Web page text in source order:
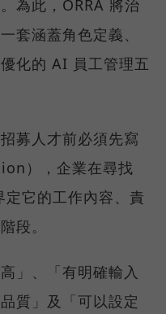
為此，ORRA 將治
套涵蓋角色定義、
化的 AI 員工管理五
募人才前必須先寫
），企業在尋找
它的工作內容、責
段。
」、「有明確輸入
質」及「可以設定